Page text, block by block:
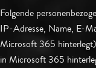
Folgende
IP-Adresse, Name, E-
Microsoft 365
in Microsoft 365